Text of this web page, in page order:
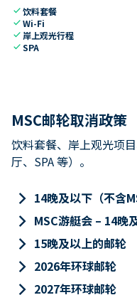
check饮料套餐
checkWi-Fi
check 岸上观光行程
checkSPA
MSC邮轮取消政策
饮料套餐、岸上观光项
厅、SPA 等）。
keyboard_arrow_right 14晚及以下（不含
keyboard_arrow_right MSC游艇会 – 14晚
keyboard_arrow_right 15晚及以上的邮轮
keyboard_arrow_right 2026年环球邮轮
keyboard_arrow_right 2027年环球邮轮